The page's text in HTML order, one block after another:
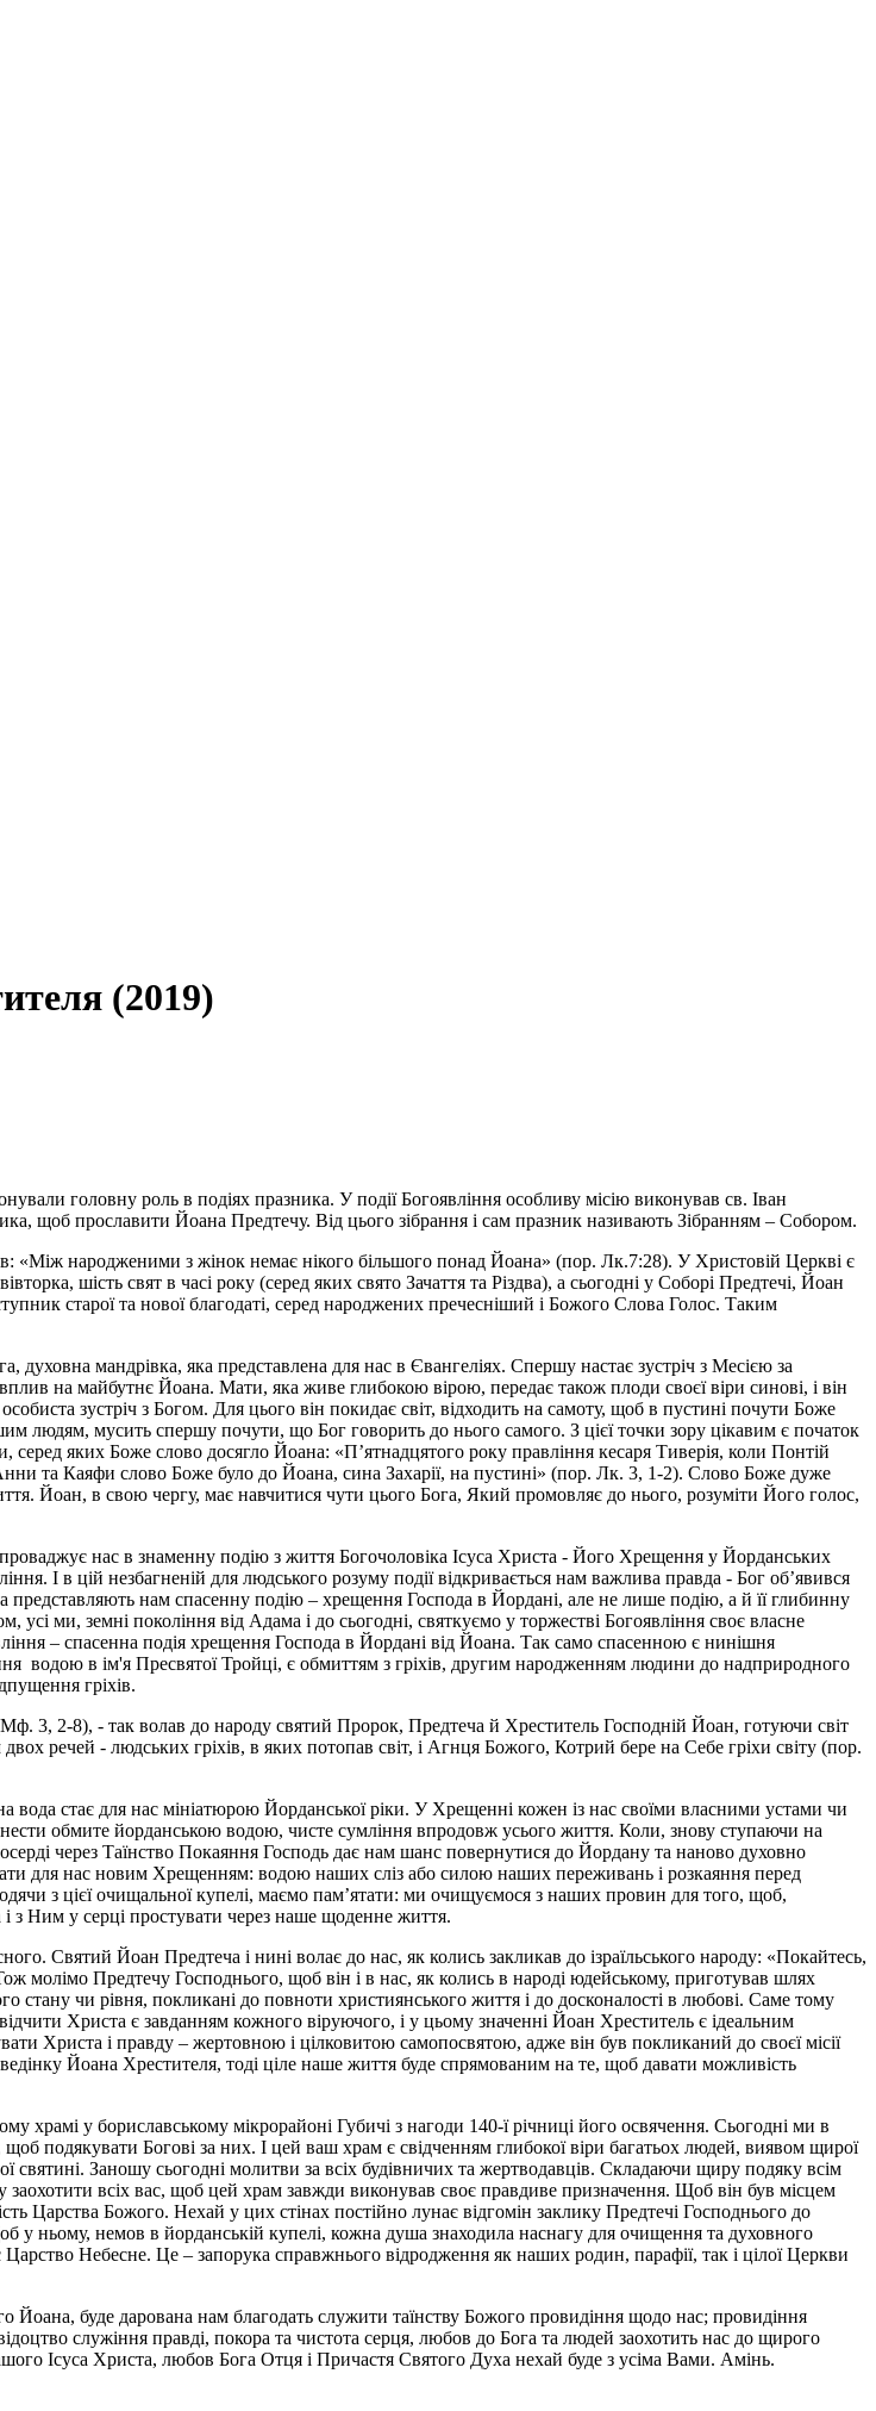
(2019)
головну роль в подіях празника. У події Богоявління особливу місію виконував св. Іван
щоб прославити Йоана Предтечу. Від цього зібрання і сам празник називають Зібранням – Собором.
«Між народженими з жінок немає нікого більшого понад Йоана» (пор. Лк.7:28). У Христовій Церкві є
шість свят в часі року (серед яких свято Зачаття та Різдва), а сьогодні у Соборі Предтечі, Йоан
старої та нової благодаті, серед народжених пречесніший і Божого Слова Голос. Таким
мандрівка, яка представлена для нас в Євангеліях. Спершу настає зустріч з Месією за
на майбутнє Йоана. Мати, яка живе глибокою вірою, передає також плоди своєї віри синові, і він
зустріч з Богом. Для цього він покидає світ, відходить на самоту, щоб в пустині почути Боже
людям, мусить спершу почути, що Бог говорить до нього самого. З цієї точки зору цікавим є початок
яких Боже слово досягло Йоана: «П’ятнадцятого року правління кесаря Тиверія, коли Понтій
та Каяфи слово Боже було до Йоана, сина Захарії, на пустині» (пор. Лк. 3, 1-2). Слово Боже дуже
Йоан, в свою чергу, має навчитися чути цього Бога, Який промовляє до нього, розуміти Його голос,
нас в знаменну подію з життя Богочоловіка Ісуса Христа - Його Хрещення у Йорданських
І в цій незбагненій для людського розуму події відкривається нам важлива правда - Бог об’явився
нам спасенну подію – хрещення Господа в Йордані, але не лише подію, а й її глибинну
ми, земні покоління від Адама і до сьогодні, святкуємо у торжестві Богоявління своє власне
– спасенна подія хрещення Господа в Йордані від Йоана. Так само спасенною є нинішня
водою в ім'я Пресвятої Тройці, є обмиттям з гріхів, другим народженням людини до надприродного
гріхів.
3, 2-8), - так волав до народу святий Пророк, Предтеча й Хреститель Господній Йоан, готуючи світ
речей - людських гріхів, в яких потопав світ, і Агнця Божого, Котрий бере на Себе гріхи світу (пор.
стає для нас мініатюрою Йорданської ріки. У Хрещенні кожен із нас своїми власними устами чи
обмите йорданською водою, чисте сумління впродовж усього життя. Коли, знову ступаючи на
через Таїнство Покаяння Господь дає нам шанс повернутися до Йордану та наново духовно
для нас новим Хрещенням: водою наших сліз або силою наших переживань і розкаяння перед
з цієї очищальної купелі, маємо пам’ятати: ми очищуємося з наших провин для того, щоб,
з Ним у серці простувати через наше щоденне життя.
Святий Йоан Предтеча і нині волає до нас, як колись закликав до ізраїльського народу: «Покайтесь,
Предтечу Господнього, щоб він і в нас, як колись в народі юдейському, приготував шлях
стану чи рівня, покликані до повноти християнського життя і до досконалості в любові. Саме тому
Христа є завданням кожного віруючого, і у цьому значенні Йоан Хреститель є ідеальним
Христа і правду – жертовною і цілковитою самопосвятою, адже він був покликаний до своєї місії
Йоана Хрестителя, тоді ціле наше життя буде спрямованим на те, щоб давати можливість
храмі у бориславському мікрорайоні Губичі з нагоди 140-ї річниці його освячення. Сьогодні ми в
подякувати Богові за них. І цей ваш храм є свідченням глибокої віри багатьох людей, виявом щирої
святині. Заношу сьогодні молитви за всіх будівничих та жертводавців. Складаючи щиру подяку всім
всіх вас, щоб цей храм завжди виконував своє правдиве призначення. Щоб він був місцем
Царства Божого. Нехай у цих стінах постійно лунає відгомін заклику Предтечі Господнього до
ньому, немов в йорданській купелі, кожна душа знаходила наснагу для очищення та духовного
Небесне. Це – запорука справжнього відродження як наших родин, парафії, так і цілої Церкви
буде дарована нам благодать служити таїнству Божого провидіння щодо нас; провидіння
служіння правді, покора та чистота серця, любов до Бога та людей заохотить нас до щирого
Ісуса Христа, любов Бога Отця і Причастя Святого Духа нехай буде з усіма Вами. Амінь.